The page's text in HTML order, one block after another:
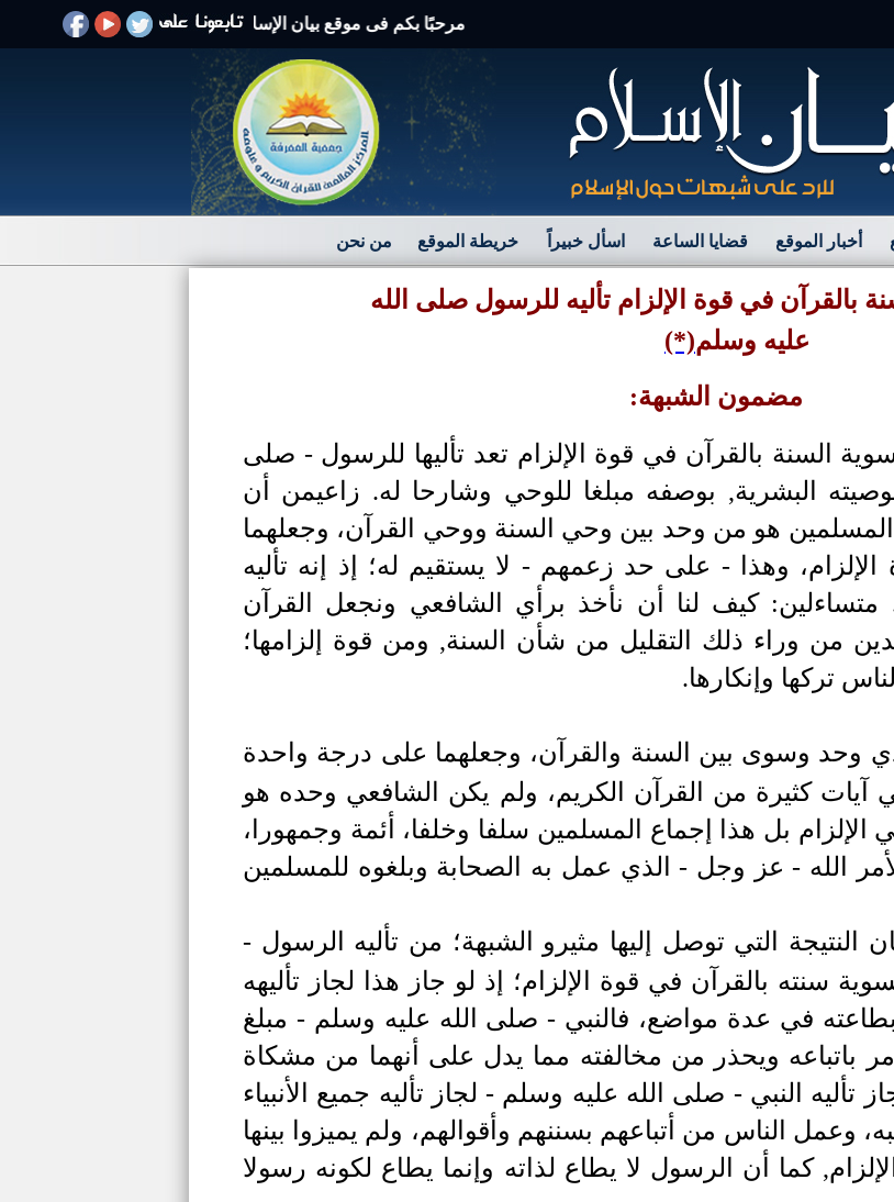
مرحبًا بكم فى موقع بيان الإسلام الرد على الافتراءات والشبهات
أخبار الموقع قضايا الساعة اسأل خبيراً خريطة الموقع من نحن
بالقرآن في قوة الإلزام تأليه للرسولصلى الله
عليه وسلم(*)
مضمون الشبهة:
السنة بالقرآن في قوة الإلزام تعد تأليها للرسول - صلى
البشرية, بوصفه مبلغا للوحي وشارحا له. زاعيمن أن
المسلمين هو من وحد بين وحي السنة ووحي القرآن، وجعلهما
وهذا - على حد زعمهم - لا يستقيم له؛ إذ إنه تأليه
كيف لنا أن نأخذ برأي الشافعي ونجعل القرآن
من وراء ذلك التقليل من شأن السنة, ومن قوة إلزامها؛
تركها وإنكارها.
وحد وسوى بين السنة والقرآن، وجعلهما على درجة واحدة
آيات كثيرة من القرآن الكريم، ولم يكن الشافعي وحده هو
بل هذا إجماع المسلمين سلفا وخلفا، أئمة وجمهورا،
الله - عز وجل - الذي عمل به الصحابة وبلغوه للمسلمين
النتيجة التي توصل إليها مثيرو الشبهة؛ من تأليه الرسول -
سنته بالقرآن في قوة الإلزام؛ إذ لو جاز هذا لجاز تأليهه
بطاعته في عدة مواضع، فالنبي - صلى الله عليه وسلم - مبلغ
باتباعه ويحذر من مخالفته مما يدل على أنهما من مشكاة
تأليه النبي - صلى الله عليه وسلم - لجاز تأليه جميع الأنبياء
وعمل الناس من أتباعهم بسننهم وأقوالهم، ولم يميزوا بينها
كما أن الرسول لا يطاع لذاته وإنما يطاع لكونه رسولا